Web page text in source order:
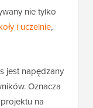
nie tylko
i uczelnie,
jest napędzany
Oznacza
na